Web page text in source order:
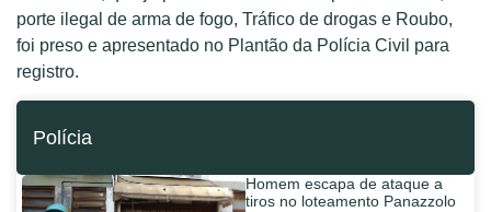
porte ilegal de arma de fogo, Tráfico de drogas e Roubo,
foi preso e apresentado no Plantão da Polícia Civil para
registro.
Polícia
Homem escapa de ataque a
tiros no loteamento Panazzolo